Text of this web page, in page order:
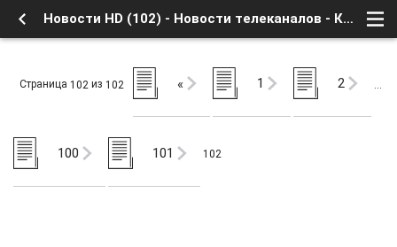
Новости HD (102) - Новости телеканалов - Каналы ТВ в 3D и HD - Форум о Спутниковом Телевидении
Страница 102 из 102 « 1 2 …
100 101 102